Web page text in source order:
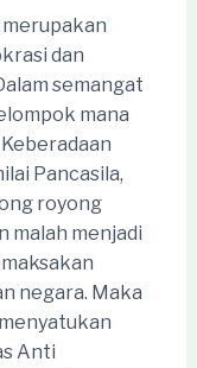
dan
semangat
mana
Pancasila,
royong
malah menjadi
negara. Maka
Anti